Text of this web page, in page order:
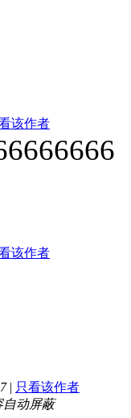
该作者
该作者
| 只看该作者
自动屏蔽